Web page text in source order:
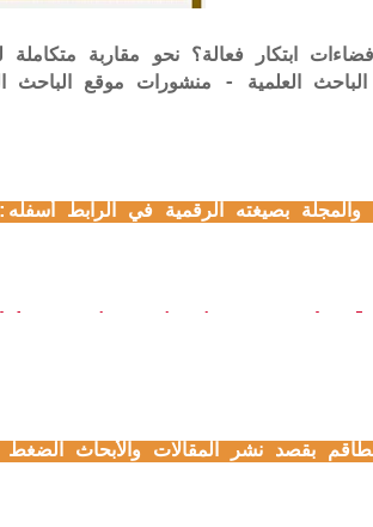
ابتكار فعالة؟ نحو مقاربة متكاملة
والمجلة بصيغته الرقمية في الرابط أسفله:
2025/04/79-2025.html
بقصد نشر المقالات والأبحاث